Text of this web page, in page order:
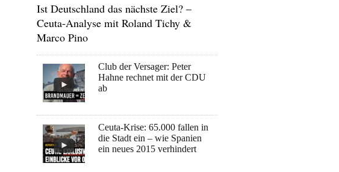
Ist Deutschland das nächste Ziel? –
Ceuta-Analyse mit Roland Tichy &
Marco Pino
Club der Versager: Peter
Hahne rechnet mit der CDU
ab
Ceuta-Krise: 65.000 fallen in
die Stadt ein – wie Spanien
ein neues 2015 verhindert